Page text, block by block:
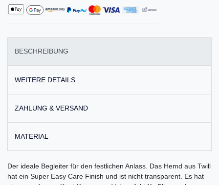
BESCHREIBUNG
WEITERE DETAILS
ZAHLUNG & VERSAND
MATERIAL
Der ideale Begleiter für den festlichen Anlass. Das Hemd aus Twill
hat ein Super Easy Care Finish und ist nicht transparent. Es hat